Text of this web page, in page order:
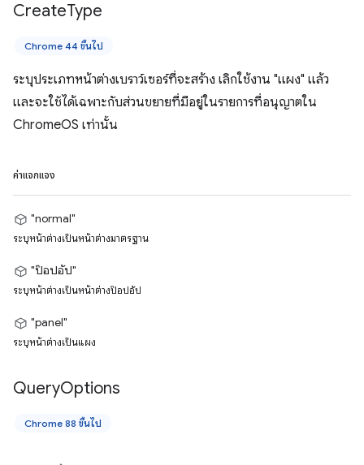
CreateType
Chrome 44 ขึ้นไป
ระบุประเภทหน้าต่างเบราว์เซอร์ที่จะสร้าง เลิกใช้งาน "แผง" แล้ว
และจะใช้ได้เฉพาะกับส่วนขยายที่มีอยู่ในรายการที่อนุญาตใน
ChromeOS เท่านั้น
ค่าแจกแจง
"normal"
ระบุหน้าต่างเป็นหน้าต่างมาตรฐาน
"ป๊อปอัป"
ระบุหน้าต่างเป็นหน้าต่างป๊อปอัป
"panel"
ระบุหน้าต่างเป็นแผง
QueryOptions
Chrome 88 ขึ้นไป